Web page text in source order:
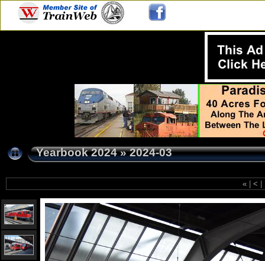
Yearbook 2024»2024-03
« <